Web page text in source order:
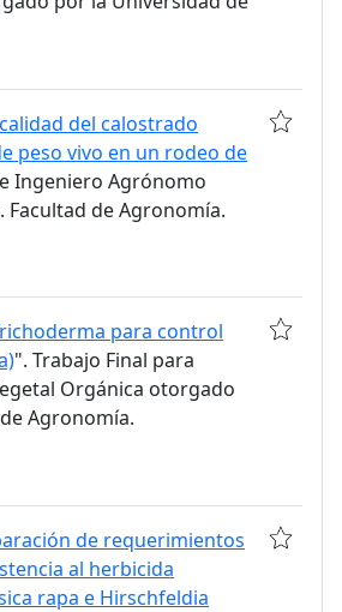
del calostrado
peso vivo en un rodeo de
Ingeniero Agrónomo
de Agronomía.
para control
". Trabajo Final para
Orgánica otorgado
Agronomía.
de requerimientos
al herbicida
rapa e Hirschfeldia